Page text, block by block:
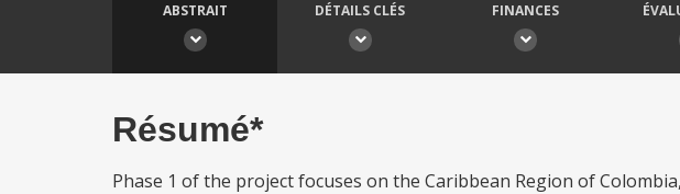
ABSTRAIT DÉTAILS CLÉS FINANCES
Résumé*
Phase 1 of the project focuses on the Caribbean Region of